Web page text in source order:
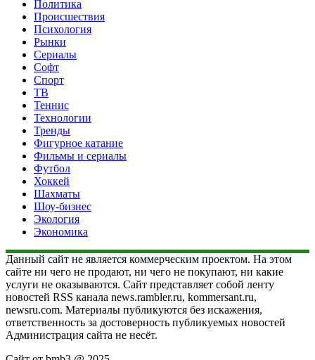
Политика
Происшествия
Психология
Рынки
Сериалы
Софт
Спорт
ТВ
Теннис
Технологии
Тренды
Фигурное катание
Фильмы и сериалы
Футбол
Хоккей
Шахматы
Шоу-бизнес
Экология
Экономика
Данный сайт не является коммерческим проектом. На этом
сайте ни чего не продают, ни чего не покупают, ни какие
услуги не оказываются. Сайт представляет собой ленту
новостей RSS канала news.rambler.ru, kommersant.ru,
newsru.com. Материалы публикуются без искажения,
ответственность за достоверность публикуемых новостей
Администрация сайта не несёт.